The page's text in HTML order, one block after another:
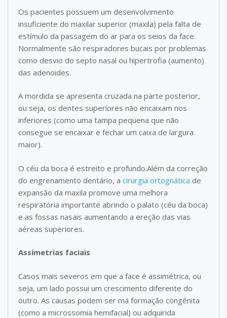
Os pacientes possuem um desenvolvimento
insuficiente do maxilar superior (maxila) pela falta de
estímulo da passagem do ar para os seios da face.
Normalmente são respiradores bucais por problemas
como desvio do septo nasal ou hipertrofia (aumento)
das adenoides.
A mordida se apresenta cruzada na parte posterior,
ou seja, os dentes superiores não encaixam nos
inferiores (como uma tampa pequena que não
consegue se encaixar e fechar um caixa de largura
maior).
O céu da boca é estreito e profundo.Além da correção
do engrenamento dentário, a cirurgia ortognática de
expansão da maxila promove uma melhora
respiratória importante abrindo o palato (céu da boca)
e as fossas nasais aumentando a ereção das vias
aéreas superiores.
Assimetrias faciais
Casos mais severos em que a face é assimétrica, ou
seja, um lado possui um crescimento diferente do
outro. As causas podem ser má formação congênita
(como a microssomia hemifacial) ou adquirida